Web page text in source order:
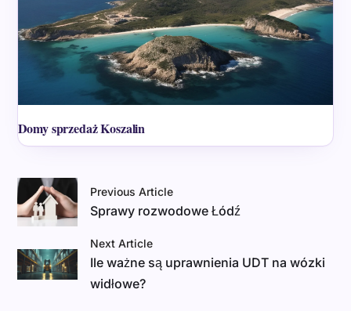
Domy sprzedaż Koszalin
Previous Article
Sprawy rozwodowe Łódź
Next Article
Ile ważne są uprawnienia UDT na wózki
widłowe?